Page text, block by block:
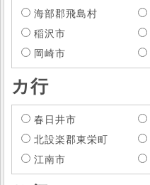
海部郡飛島村
稲沢市
岡崎市
カ行
春日井市
北設楽郡東栄町
江南市